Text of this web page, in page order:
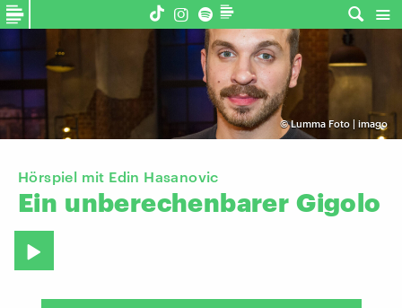
©Lumma Foto | imago
Hörspiel mit Edin Hasanovic
Ein unberechenbarer Gigolo